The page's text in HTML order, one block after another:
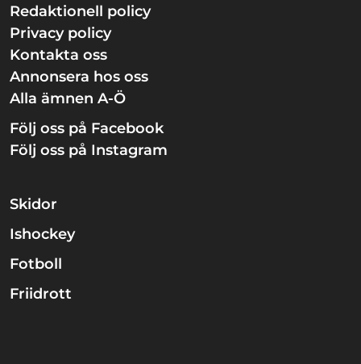
Redaktionell policy
Privacy policy
Kontakta oss
Annonsera hos oss
Alla ämnen A-Ö
Följ oss på Facebook
Följ oss på Instagram
Skidor
Ishockey
Fotboll
Friidrott